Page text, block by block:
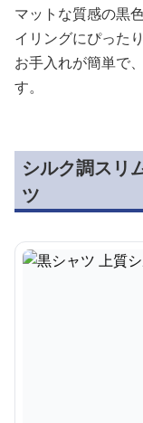
マットな質感の黒
イリングにぴった
お手入れが簡単で
す。
シルク調スリ
ツ